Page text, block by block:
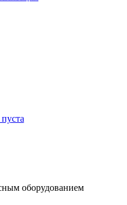
оборудованием